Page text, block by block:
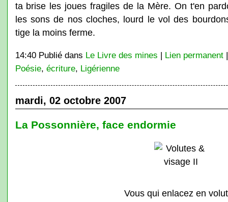
ta brise les joues fragiles de la Mère. On t'en
les sons de nos cloches, lourd le vol des
tige la moins ferme.
14:40 Publié dans Le Livre des mines | Lien permanent
Poésie, écriture, Ligérienne
mardi, 02 octobre 2007
La Possonnière, face endormie
Vous qui enlacez en